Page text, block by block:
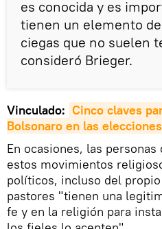
es conocida y es
tienen un elemento
ciegas que no suelen
consideró Brieger.
Vinculado: Cinco claves
Bolsonaro en las
En ocasiones, las
estos movimientos
políticos, incluso del
pastores "tienen una
fe y en la religión para